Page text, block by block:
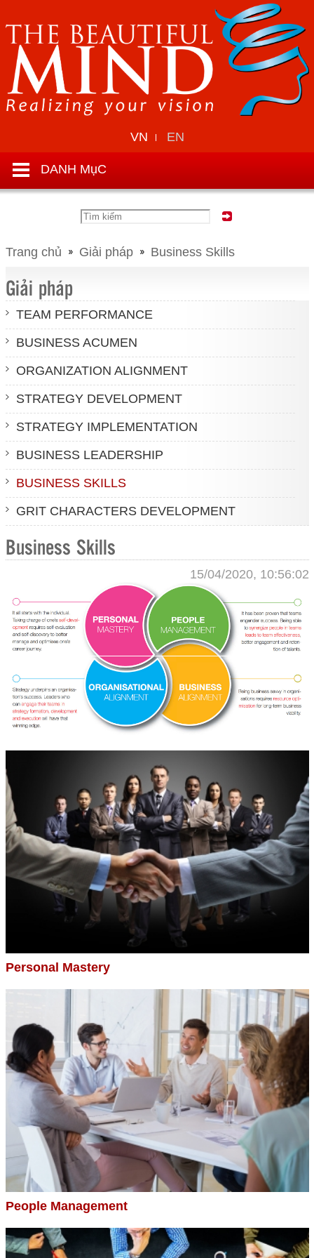
VN EN
DANH MụC
Trang chủ Giải pháp Business Skills
Giải pháp
TEAM PERFORMANCE
BUSINESS ACUMEN
ORGANIZATION ALIGNMENT
STRATEGY DEVELOPMENT
STRATEGY IMPLEMENTATION
BUSINESS LEADERSHIP
BUSINESS SKILLS
GRIT CHARACTERS DEVELOPMENT
Business Skills
15/04/2020, 10:56:02
Personal Mastery
People Management